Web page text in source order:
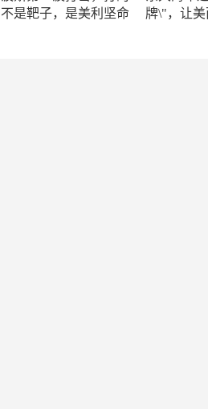
不是靶子，是美利坚命
牌\"，让